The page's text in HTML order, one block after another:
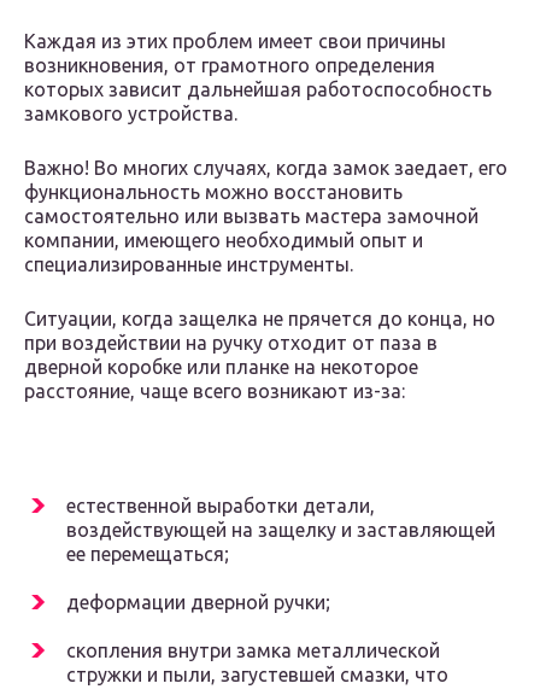
Каждая из этих проблем имеет свои причины
возникновения, от грамотного определения
которых зависит дальнейшая работоспособность
замкового устройства.
Важно! Во многих случаях, когда замок заедает, его
функциональность можно восстановить
самостоятельно или вызвать мастера замочной
компании, имеющего необходимый опыт и
специализированные инструменты.
Ситуации, когда защелка не прячется до конца, но
при воздействии на ручку отходит от паза в
дверной коробке или планке на некоторое
расстояние, чаще всего возникают из-за:
естественной выработки детали,
воздействующей на защелку и заставляющей
ее перемещаться;
деформации дверной ручки;
скопления внутри замка металлической
стружки и пыли, загустевшей смазки, что